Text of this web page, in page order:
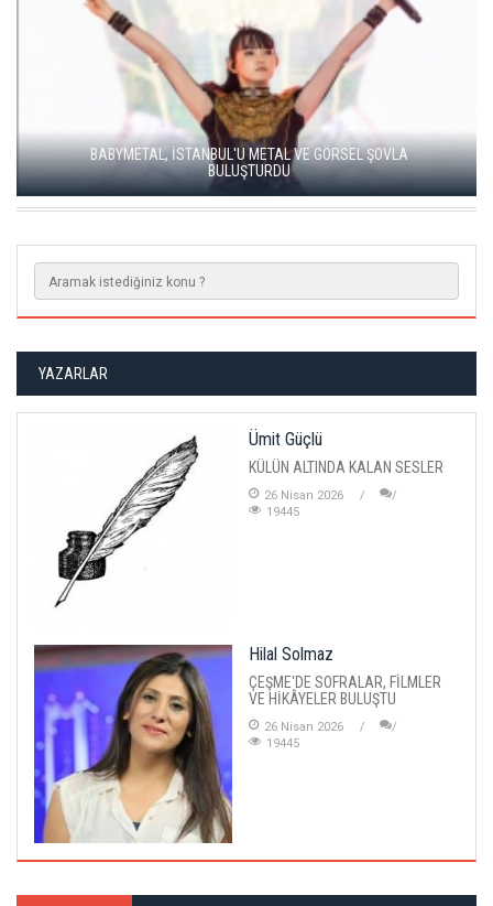
SOUND OF EUROPE BEŞİNCİ YILINDA İSTANBUL, ANKARA VE
İZMİR'DE
YAZARLAR
Ümit Güçlü
KÜLÜN ALTINDA KALAN SESLER
26 Nisan 2026
19445
Hilal Solmaz
ÇEŞME'DE SOFRALAR, FİLMLER
VE HİKÂYELER BULUŞTU
26 Nisan 2026
19445